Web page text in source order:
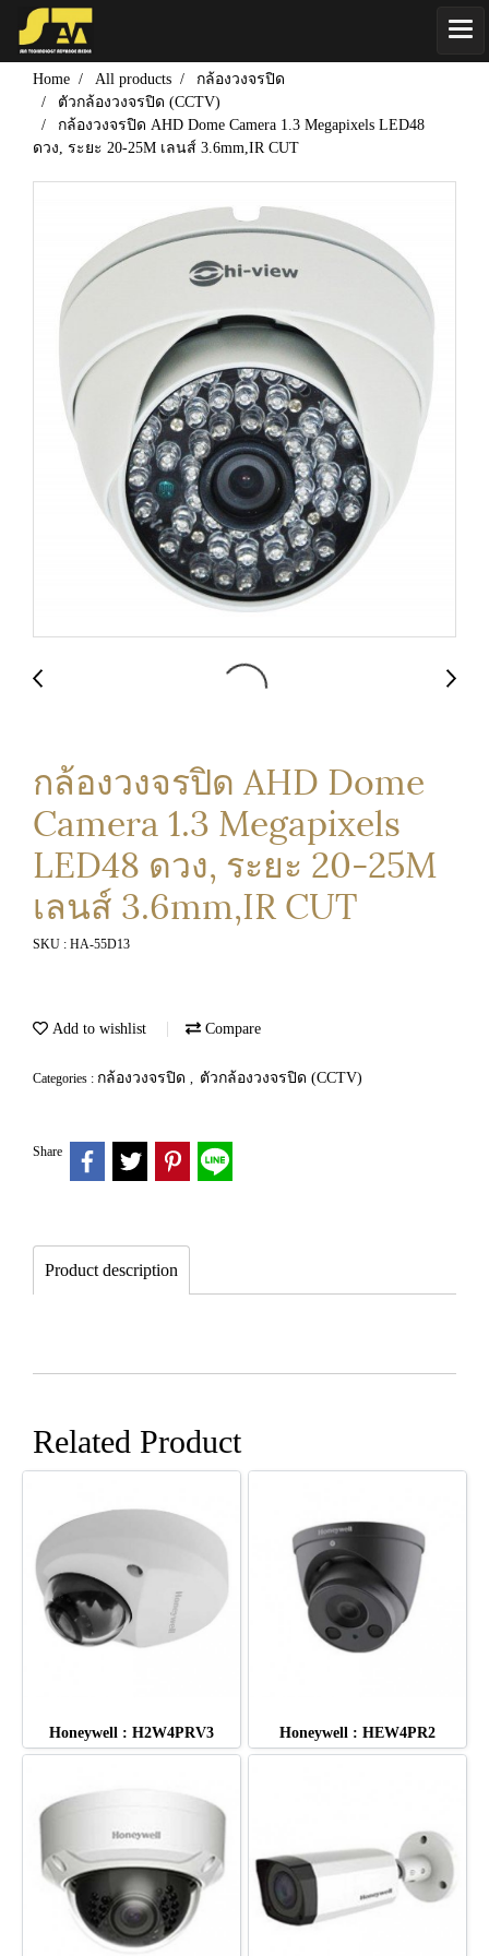
Home All products
กล้องวงจรปิด
ตัวกล้องวงจรปิด (CCTV)
กล้องวงจรปิด AHD Dome Camera 1.3 Megapixels LED48
ดวง, ระยะ 20-25M เลนส์ 3.6mm,IR CUT
กล้องวงจรปิด AHD Dome
Camera 1.3 Megapixels
LED48 ดวง, ระยะ 20-25M
เลนส์ 3.6mm,IR CUT
SKU : HA-55D13
Add to wishlist Compare
Categories : กล้องวงจรปิด , ตัวกล้องวงจรปิด (CCTV)
Share
Product description
Related Product
Honeywell : H2W4PRV3 Honeywell : HEW4PR2